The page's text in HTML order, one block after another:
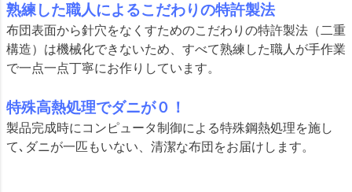
熟練した職人によるこだわりの特許製法
布団表面から針穴をなくすためのこだわりの特許製法（二重
構造）は機械化できないため、すべて熟練した職人が手作業
で一点一点丁寧にお作りしています。
特殊高熱処理でダニが０！
製品完成時にコンピュータ制御による特殊鋼熱処理を施し
て､ダニが一匹もいない、清潔な布団をお届けします。